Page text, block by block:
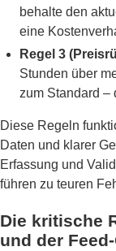
behalte den
eine
Regel 3
Stunden über
zum Standard –
Diese Regeln
Daten und klarer
Erfassung und
führen zu teuren
Die kritische
und der